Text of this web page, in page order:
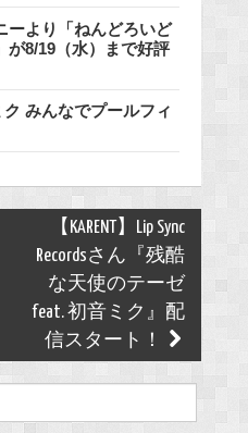
ーより「ねんどろいど
が8/19（水）まで好評
みんなでプールフィ
【KARENT】Lip Sync
Recordsさん『残酷
な天使のテーゼ
feat. 初音ミク』配
信スタート！